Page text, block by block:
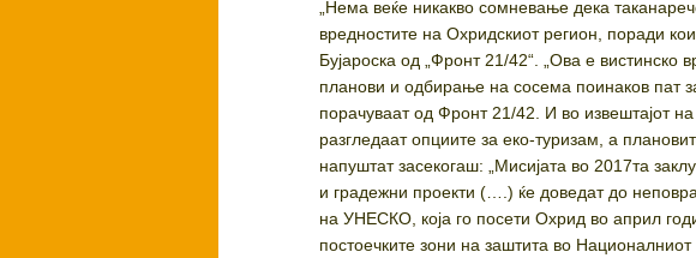
„Нема веќе никакво сомневање дека
вредностите на Охридскиот регион, поради
Бујароска од „Фронт 21/42“. „Ова е
планови и одбирање на сосема поинаков пат
порачуваат од Фронт 21/42. И во извештајот
разгледаат опциите за еко-туризам, а
напуштат засекогаш: „Мисијата во 2017та
и градежни проекти (….) ќе доведат до
на УНЕСКО, која го посети Охрид во април
постоечките зони на заштита во Националниот